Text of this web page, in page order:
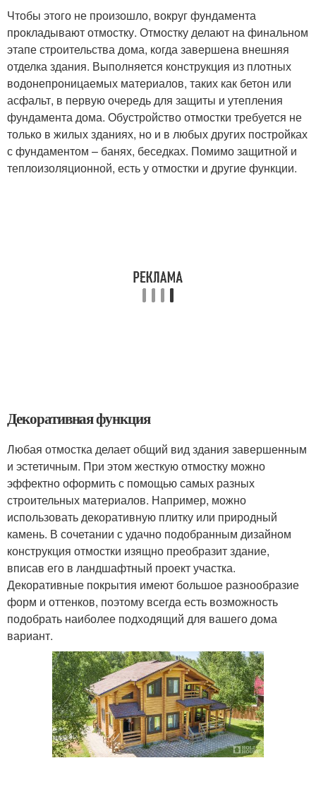
Чтобы этого не произошло, вокруг фундамента
прокладывают отмостку. Отмостку делают на финальном
этапе строительства дома, когда завершена внешняя
отделка здания. Выполняется конструкция из плотных
водонепроницаемых материалов, таких как бетон или
асфальт, в первую очередь для защиты и утепления
фундамента дома. Обустройство отмостки требуется не
только в жилых зданиях, но и в любых других постройках
с фундаментом – банях, беседках. Помимо защитной и
теплоизоляционной, есть у отмостки и другие функции.
Декоративная функция
Любая отмостка делает общий вид здания завершенным
и эстетичным. При этом жесткую отмостку можно
эффектно оформить с помощью самых разных
строительных материалов. Например, можно
использовать декоративную плитку или природный
камень. В сочетании с удачно подобранным дизайном
конструкция отмостки изящно преобразит здание,
вписав его в ландшафтный проект участка.
Декоративные покрытия имеют большое разнообразие
форм и оттенков, поэтому всегда есть возможность
подобрать наиболее подходящий для вашего дома
вариант.